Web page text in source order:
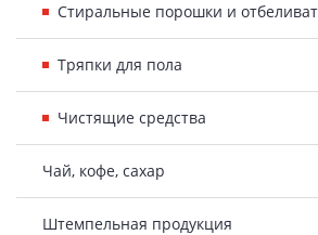
Стиральные порошки и
Тряпки для пола
Чистящие средства
Чай, кофе, сахар
Штемпельная продукция